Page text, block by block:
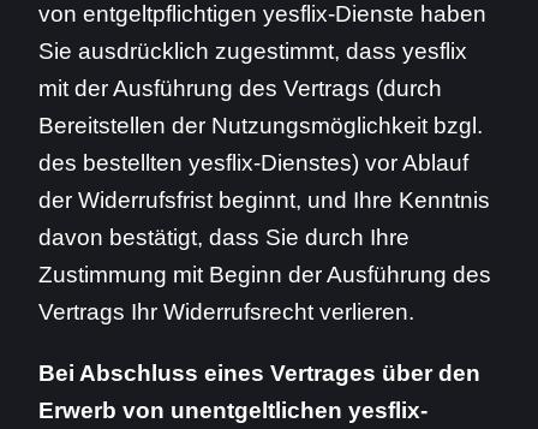
von entgeltpflichtigen yesflix-Dienste haben
Sie ausdrücklich zugestimmt, dass yesflix
mit der Ausführung des Vertrags (durch
Bereitstellen der Nutzungsmöglichkeit bzgl.
des bestellten yesflix-Dienstes) vor Ablauf
der Widerrufsfrist beginnt, und Ihre Kenntnis
davon bestätigt, dass Sie durch Ihre
Zustimmung mit Beginn der Ausführung des
Vertrags Ihr Widerrufsrecht verlieren.
Bei Abschluss eines Vertrages über den
Erwerb von unentgeltlichen yesflix-